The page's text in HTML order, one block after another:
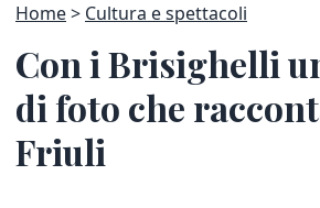
Home Cultura e spettacoli
Con i Brisighelli
di foto che
Friuli